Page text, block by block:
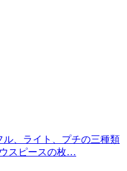
、ライト、プチの三種類
スピースの枚…